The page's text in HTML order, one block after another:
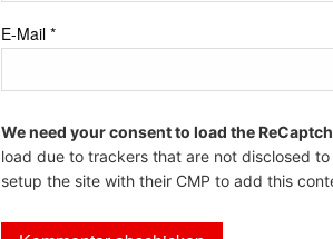
E-Mail *
We need your consent to load the
load due to trackers that are not disclosed
setup the site with their CMP to add this